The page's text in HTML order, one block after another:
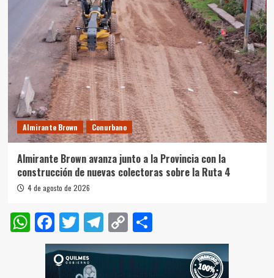
Almirante Brown Conurbano
Almirante Brown avanza junto a la Provincia con la
construcción de nuevas colectoras sobre la Ruta 4
4 de agosto de 2026
WhatsApp
Facebook
Twitter
Telegram
Copy
Link
Compartir